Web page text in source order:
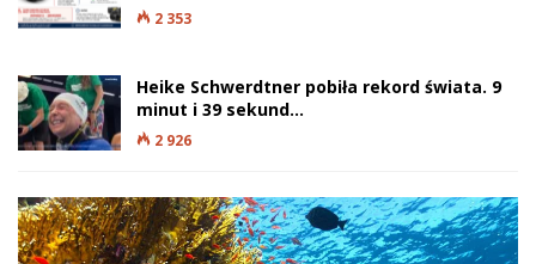
2 353
Heike Schwerdtner pobiła rekord świata. 9
minut i 39 sekund…
2 926